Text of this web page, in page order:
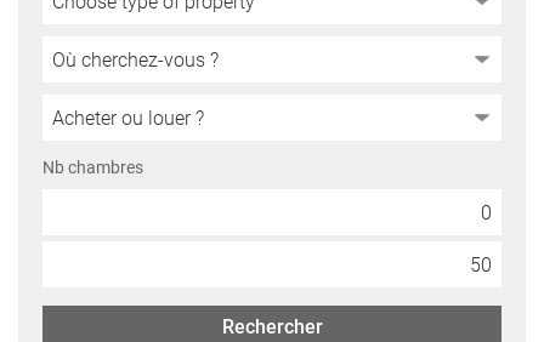
Nb chambres
Rechercher